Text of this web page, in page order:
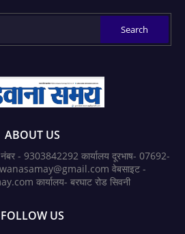
ABOUT US
नंबर - 9303842292 कार्यालय दूरभाष- 07692-
वेबसाइट -
कार्यालय- बरघाट रोड सिवनी
FOLLOW US